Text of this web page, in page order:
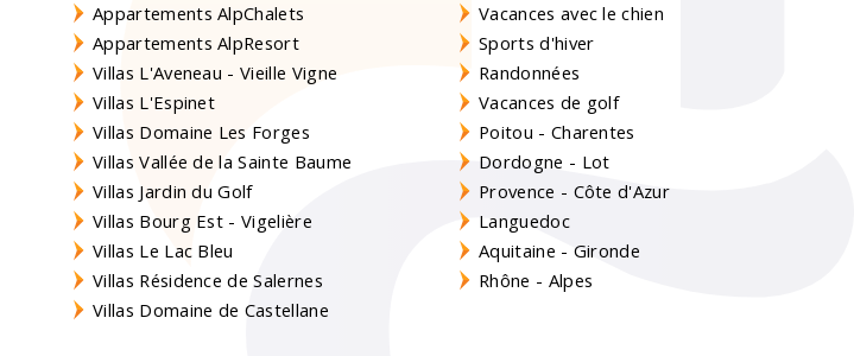
Appartements AlpChalets
Appartements AlpResort
Villas L'Aveneau - Vieille Vigne
Villas L'Espinet
Villas Domaine Les Forges
Villas Vallée de la Sainte Baume
Villas Jardin du Golf
Villas Bourg Est - Vigelière
Villas Le Lac Bleu
Villas Résidence de Salernes
Villas Domaine de Castellane
Vacances avec le chien
Sports d'hiver
Randonnées
Vacances de golf
Poitou - Charentes
Dordogne - Lot
Provence - Côte d'Azur
Languedoc
Aquitaine - Gironde
Rhône - Alpes